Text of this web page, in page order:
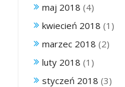
maj 2018 (4)
kwiecień 2018 (1)
marzec 2018 (2)
luty 2018 (1)
styczeń 2018 (3)